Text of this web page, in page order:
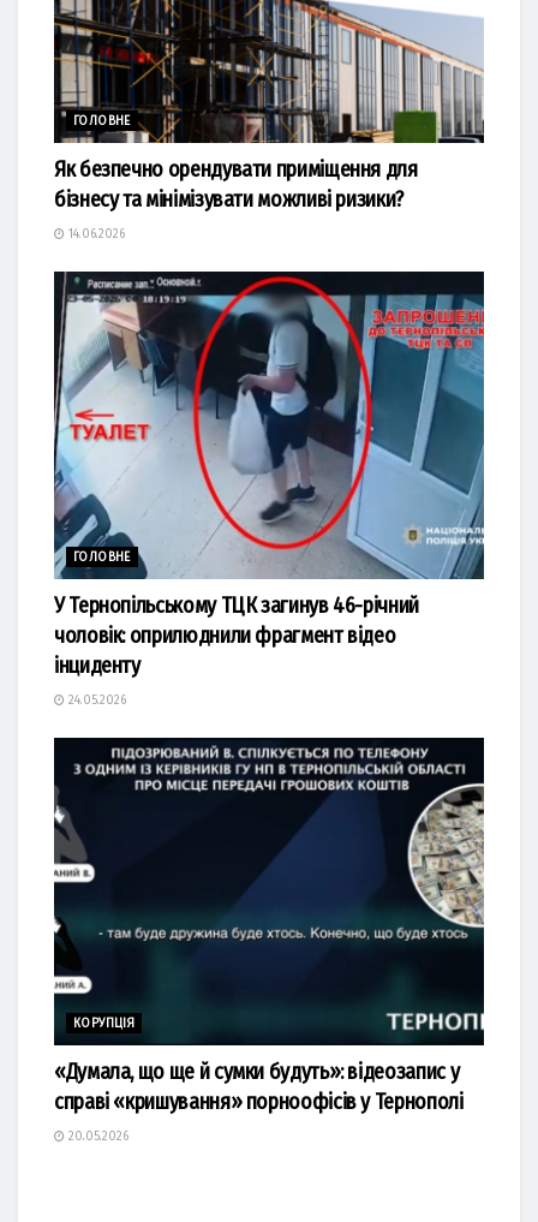
ГОЛОВНЕ
Як безпечно орендувати приміщення для
бізнесу та мінімізувати можливі ризики?
14.06.2026
ГОЛОВНЕ
У Тернопільському ТЦК загинув 46-річний
чоловік: оприлюднили фрагмент відео
інциденту
24.05.2026
КОРУПЦІЯ
«Думала, що ще й сумки будуть»: відеозапис у
справі «кришування» порноофісів у Тернополі
20.05.2026